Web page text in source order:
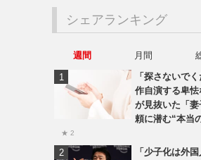
シェアランキング
週間 月間
「探さないで
作自演する卑
が見抜いた「
頼に潜む“本当
★ 2
「少子化は外